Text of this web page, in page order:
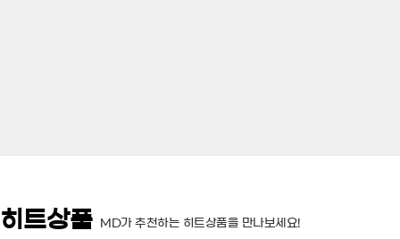
히트상품 MD가 추천하는 히트상품을 만나보세요!